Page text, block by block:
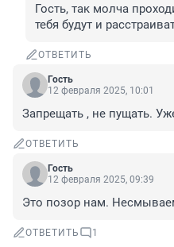
Гость, так молча
тебя будут и
ОТВЕТИТЬ
Гость
12 февраля 2025, 10:01
Запрещать , не пущать.
ОТВЕТИТЬ
Гость
12 февраля 2025, 09:39
Это позор нам.
ОТВЕТИТЬ 1